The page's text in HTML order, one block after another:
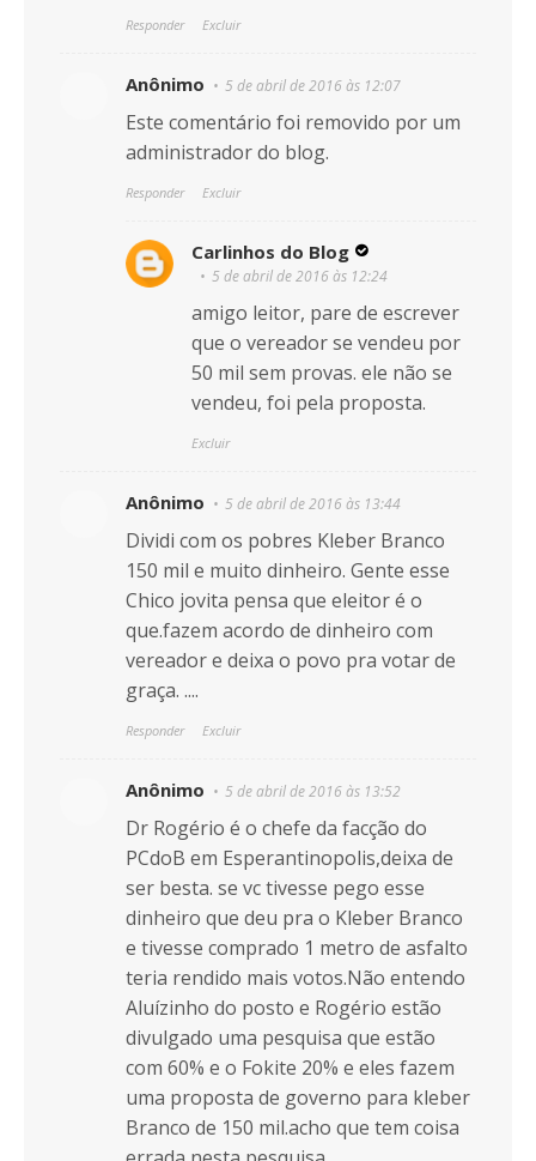
Responder Excluir
Anônimo 5 de abril de 2016 às 12:07
Este comentário foi removido por um
administrador do blog.
Responder Excluir
Carlinhos do Blog
5 de abril de 2016 às 12:24
amigo leitor, pare de escrever
que o vereador se vendeu por
50 mil sem provas. ele não se
vendeu, foi pela proposta.
Excluir
Anônimo 5 de abril de 2016 às 13:44
Dividi com os pobres Kleber Branco
150 mil e muito dinheiro. Gente esse
Chico jovita pensa que eleitor é o
que.fazem acordo de dinheiro com
vereador e deixa o povo pra votar de
graça. ....
Responder Excluir
Anônimo 5 de abril de 2016 às 13:52
Dr Rogério é o chefe da facção do
PCdoB em Esperantinopolis,deixa de
ser besta. se vc tivesse pego esse
dinheiro que deu pra o Kleber Branco
e tivesse comprado 1 metro de asfalto
teria rendido mais votos.Não entendo
Aluízinho do posto e Rogério estão
divulgado uma pesquisa que estão
com 60% e o Fokite 20% e eles fazem
uma proposta de governo para kleber
Branco de 150 mil.acho que tem coisa